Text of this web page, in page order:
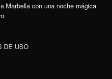
Marbella con una noche mágica
DE USO